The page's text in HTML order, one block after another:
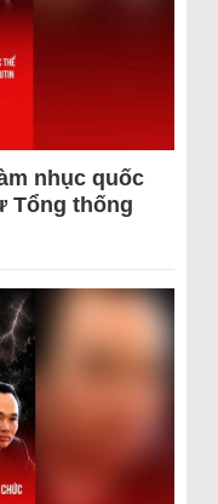
nhục quốc
Tổng thống